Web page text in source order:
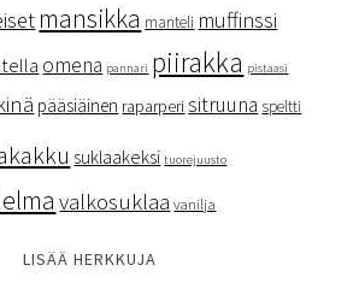
mansikka manteli muffinssi
omena pannari piirakka pistaasi
pääsiäinen raparperi sitruuna speltti
suklaakeksi tuorejuusto
valkosuklaa vanilja
LISÄÄ HERKKUJA